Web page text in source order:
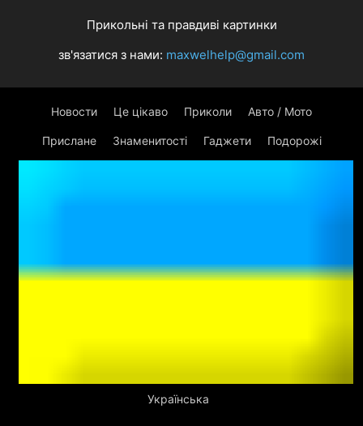
Прикольні та правдиві картинки
зв'язатися з нами: maxwelhelp@gmail.com
Новости Це цікаво Приколи Авто / Мото
Прислане Знаменитості Гаджети Подорожі
Українська